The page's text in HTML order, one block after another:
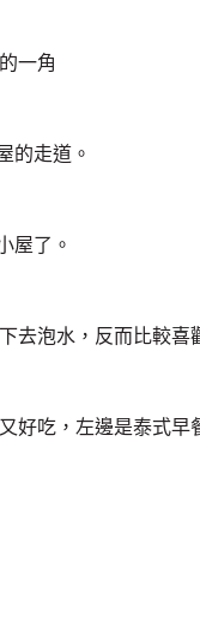
看書的一角 ↑
的走道。
屋了。
去泡水，反而比較喜
好吃，左邊是泰式早